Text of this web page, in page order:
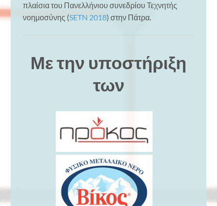
πλαίσια του Πανελλήνιου συνεδρίου Τεχνητής
νοημοσύνης (SETN 2018) στην Πάτρα.
Με την υποστήριξη
των